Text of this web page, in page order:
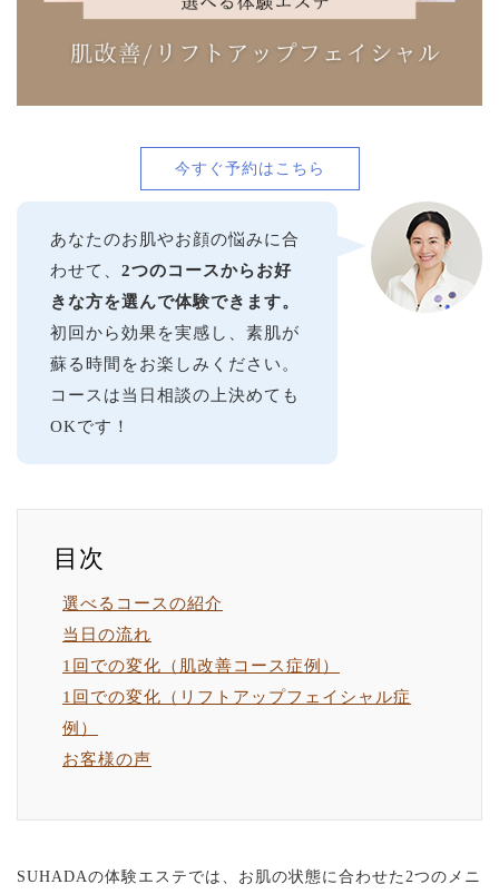
今すぐ予約はこちら
あなたのお肌やお顔の悩みに合
わせて、 2つのコースからお好
きな方を選んで体験できます。
初回から効果を実感し、素肌が
蘇る時間をお楽しみください。
コースは当日相談の上決めても
OKです！
選べるコースの紹介
当日の流れ
1回での変化（肌改善コース症例）
1回での変化（リフトアップフェイシャル症
例）
お客様の声
SUHADAの体験エステでは、お肌の状態に合わせた2つのメニ